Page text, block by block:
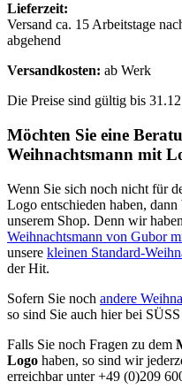
Lieferzeit:
Versand ca. 15 Arbeitstage
abgehend
Versandkosten: ab Werk
Die Preise sind gültig bis
Möchten Sie eine
Weihnachtsmann mit
Wenn Sie sich noch nicht für
Logo entschieden haben,
unserem Shop. Denn wir
Weihnachtsmann von Gubor
unsere kleinen Standard-
der Hit.
Sofern Sie noch andere
so sind Sie auch hier bei
Falls Sie noch Fragen zu dem
Logo haben, so sind wir
erreichbar unter +49 (0)209